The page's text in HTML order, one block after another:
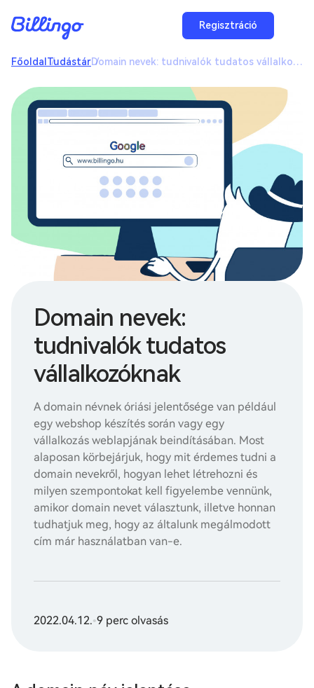
Regisztráció
Főoldal Tudástár Domain nevek: tudnivalók tudatos vállalkozóknak
Domain nevek:
tudnivalók tudatos
vállalkozóknak
A domain névnek óriási jelentősége van például
egy webshop készítés során vagy egy
vállalkozás weblapjának beindításában. Most
alaposan körbejárjuk, hogy mit érdemes tudni a
domain nevekről, hogyan lehet létrehozni és
milyen szempontokat kell figyelembe vennünk,
amikor domain nevet választunk, illetve honnan
tudhatjuk meg, hogy az általunk megálmodott
cím már használatban van-e.
2022.04.12.•9 perc olvasás